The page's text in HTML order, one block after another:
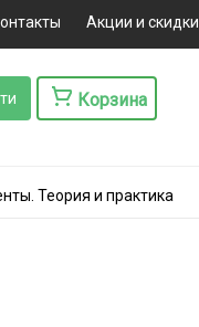
Акции и скидки
Корзина
Теория и практика